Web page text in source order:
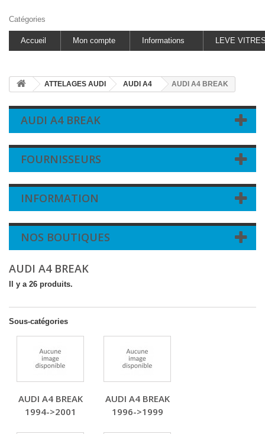
Catégories
Accueil Mon compte Informations LEVE
ATTELAGES AUDI AUDI A4 AUDI A4 BREAK
AUDI A4 BREAK
FOURNISSEURS
INFORMATION
NOS BOUTIQUES
AUDI A4 BREAK
Il y a 26 produits.
Sous-catégories
AUDI A4 BREAK
1994->2001
AUDI A4 BREAK
1996->1999